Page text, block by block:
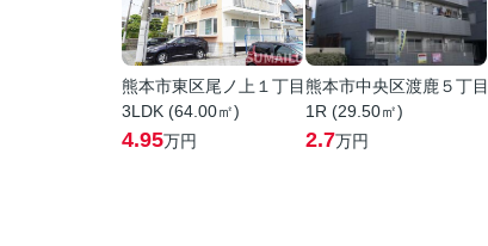
熊本市東区尾ノ上１丁目
3LDK (64.00㎡)
4.95万円
熊本市中央区渡鹿５丁目
1R (29.50㎡)
2.7万円